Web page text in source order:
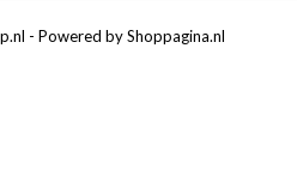
- Powered by Shoppagina.nl